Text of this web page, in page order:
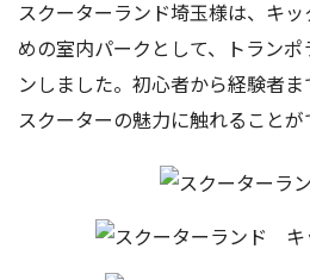
スクーターランド埼玉様は、キ
めの室内パークとして、トラン
ンしました。初心者から経験者
スクーターの魅力に触れることが